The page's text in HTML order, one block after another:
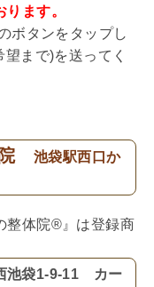
ます。
ボタンをタップし
まで)を送ってく
池袋駅西口か
整体院®』は登録商
池袋1-9-11 カー